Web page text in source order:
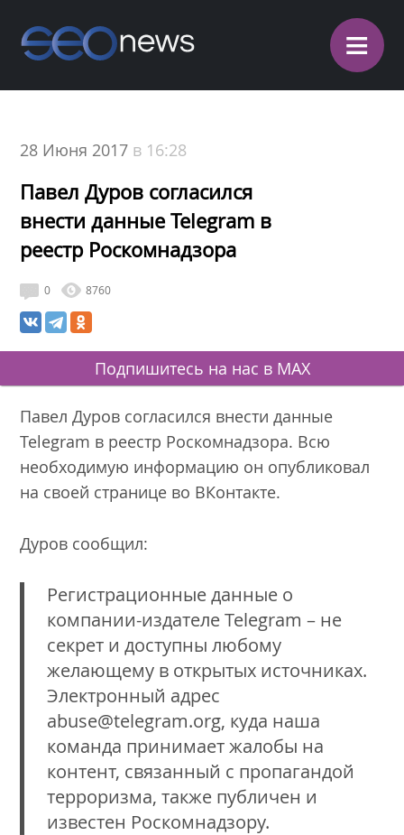
≡
28 Июня 2017 в 16:28
Павел Дуров согласился
внести данные Telegram в
реестр Роскомнадзора
0 8760
Подпишитесь на нас в MAX
Павел Дуров согласился внести данные
Telegram в реестр Роскомнадзора. Всю
необходимую информацию он опубликовал
на своей странице во ВКонтакте.
Дуров сообщил:
Регистрационные данные о
компании-издателе Telegram – не
секрет и доступны любому
желающему в открытых источниках.
Электронный адрес
abuse@telegram.org, куда наша
команда принимает жалобы на
контент, связанный с пропагандой
терроризма, также публичен и
известен Роскомнадзору.